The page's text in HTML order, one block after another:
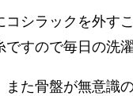
シラックを外す
すので毎日の洗
た骨盤が無意識